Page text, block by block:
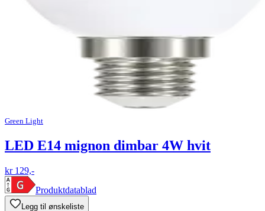
Green Light
LED E14 mignon dimbar 4W hvit
kr 129,-
Produktdatablad
Legg til ønskeliste